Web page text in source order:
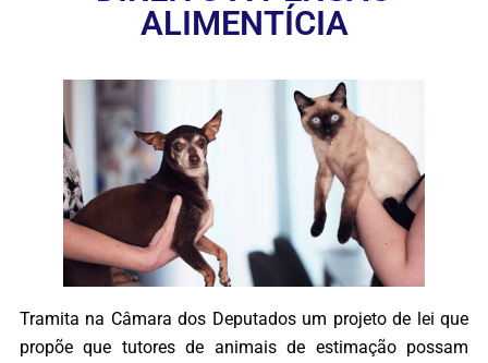
ALIMENTÍCIA
Tramita na Câmara dos Deputados um projeto de lei que
propõe que tutores de animais de estimação possam